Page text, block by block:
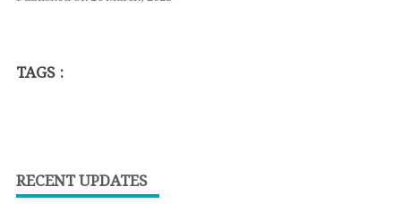
TAGS :
RECENT UPDATES